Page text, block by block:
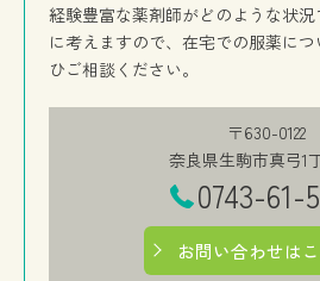
経験豊富な薬剤師がどのような状
に考えますので、在宅での服薬に
ひご相談ください。
〒630-0122
奈良県生駒市真弓1
0743-61-
お問い合わせは